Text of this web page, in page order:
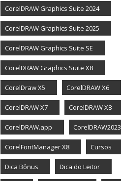
CorelDRAW Graphics Suite 2024
CorelDRAW Graphics Suite 2025
CorelDRAW Graphics Suite SE
CorelDRAW Graphics Suite X8
CorelDraw X5 CorelDRAW X6
CorelDRAW X7 CorelDRAW X8
CorelDRAW.app CorelDRAW2023
CorelFontManager X8 Cursos
Dica Bônus Dica do Leitor